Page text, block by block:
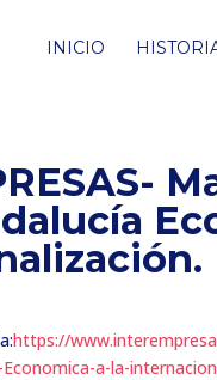
INICIO
https://
a-la-